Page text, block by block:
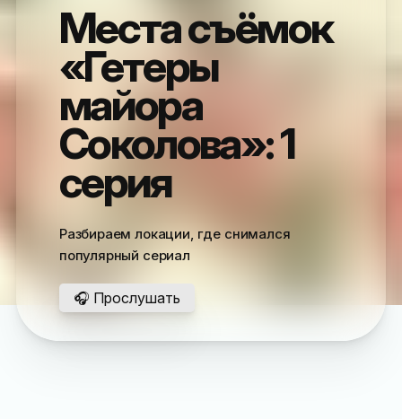
Места съёмок
«Гетеры
майора
Соколова»: 1
серия
Разбираем локации, где снимался
популярный сериал
🎧 Прослушать